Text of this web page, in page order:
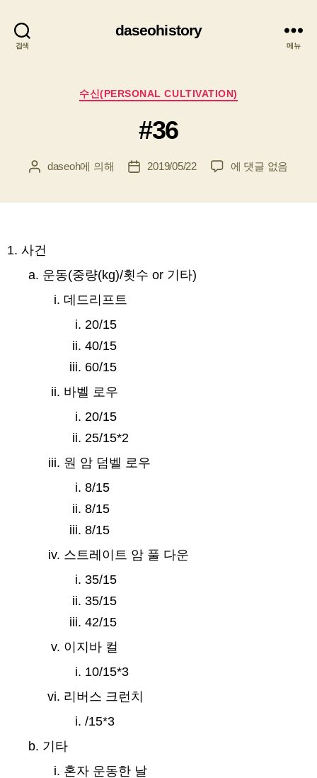
검색
daseohistory
메뉴
카
고
리
수신(PERSONAL CULTIVATION)
#36
게
자
daseoh에 의해
게
2019/05/22 #36
에 댓글 없음
사건
운동(중량(kg)/횟수 or 기타)
데드리프트
20/15
40/15
60/15
바벨 로우
20/15
25/15*2
원 암 덤벨 로우
8/15
8/15
8/15
스트레이트 암 풀 다운
35/15
35/15
42/15
이지바 컬
10/15*3
리버스 크런치
/15*3
기타
혼자 운동한 날